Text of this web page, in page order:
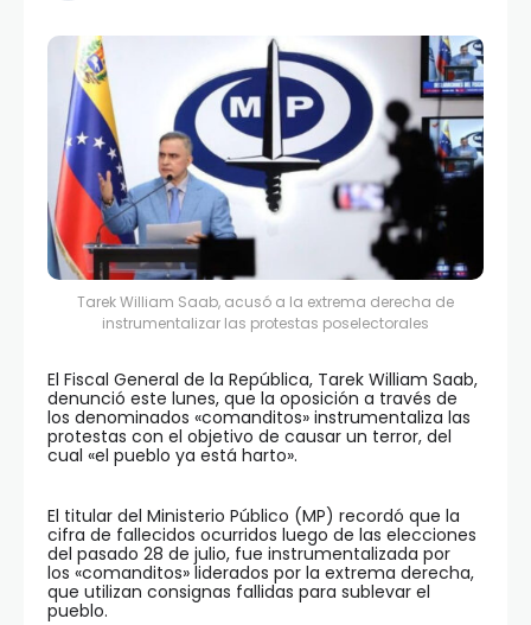
Tarek William Saab, acusó a la extrema derecha de
instrumentalizar las protestas poselectorales
El Fiscal General de la República, Tarek William Saab,
denunció este lunes, que la oposición a través de
los denominados «comanditos» instrumentaliza las
protestas con el objetivo de causar un terror, del
cual «el pueblo ya está harto».
El titular del Ministerio Público (MP) recordó que la
cifra de fallecidos ocurridos luego de las elecciones
del pasado 28 de julio, fue instrumentalizada por
los «comanditos» liderados por la extrema derecha,
que utilizan consignas fallidas para sublevar el
pueblo.